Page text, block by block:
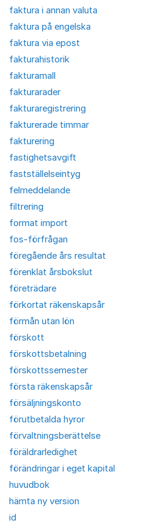
faktura i annan valuta
faktura på engelska
faktura via epost
fakturahistorik
fakturamall
fakturarader
fakturaregistrering
fakturerade timmar
fakturering
fastighetsavgift
fastställelseintyg
felmeddelande
filtrering
format import
fos-förfrågan
föregående års resultat
förenklat årsbokslut
företrädare
förkortat räkenskapsår
förmån utan lön
förskott
förskottsbetalning
förskottssemester
första räkenskapsår
försäljningskonto
förutbetalda hyror
förvaltningsberättelse
föräldrarledighet
förändringar i eget kapital
huvudbok
hämta ny version
id